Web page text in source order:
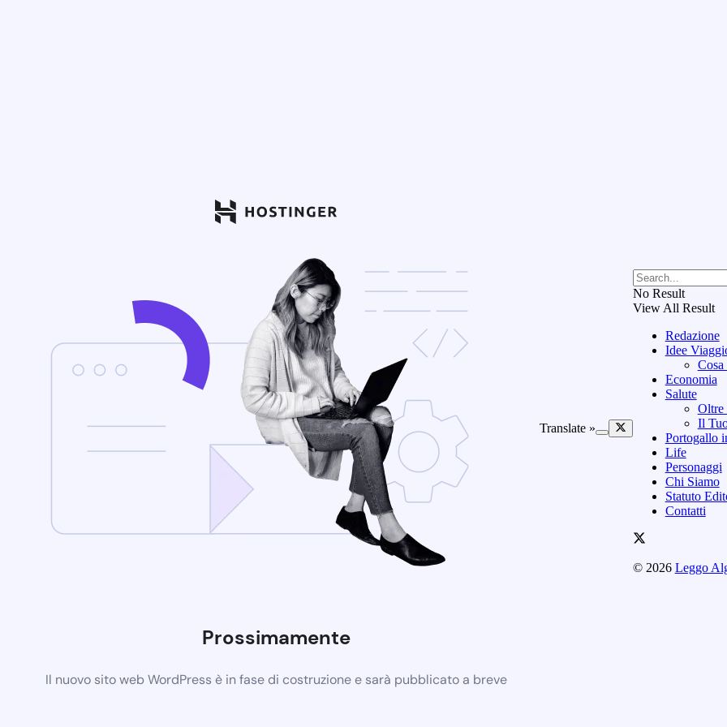
Prossimamente
Il nuovo sito web WordPress è in fase di costruzione e sarà pubblicato a breve
Translate »
No Result
View All Result
Redazione
Idee
Economia
Salute
Oltre
Il
Portogallo
Life
Personaggi
Chi Siamo
Statuto
Contatti
© 2026 Leggo